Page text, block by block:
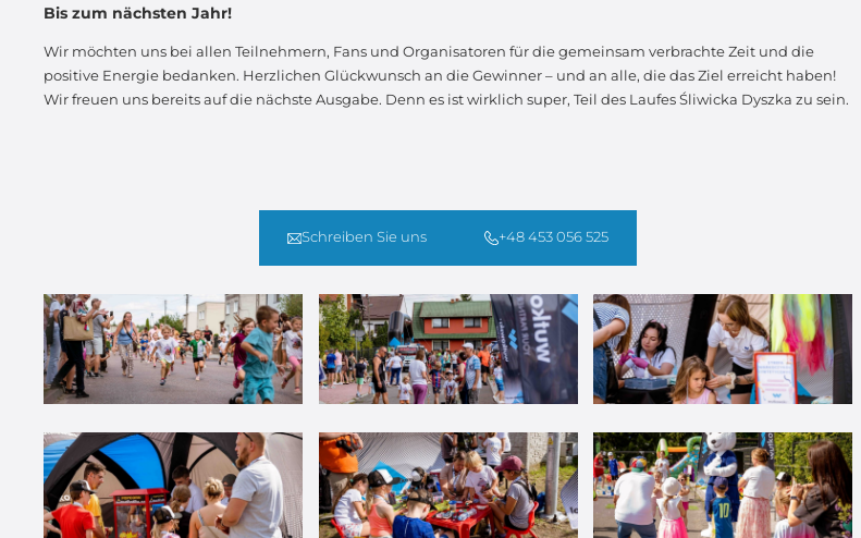
Bis zum nächsten Jahr!
Wir möchten uns bei allen Teilnehmern, Fans und Organisatoren für die gemeinsam verbrachte Zeit und die
positive Energie bedanken. Herzlichen Glückwunsch an die Gewinner – und an alle, die das Ziel erreicht haben!
Wir freuen uns bereits auf die nächste Ausgabe. Denn es ist wirklich super, Teil des Laufes Śliwicka Dyszka zu sein.
Schreiben Sie uns +48 453 056 525